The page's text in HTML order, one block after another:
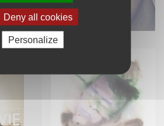
Deny all cookies
Personalize